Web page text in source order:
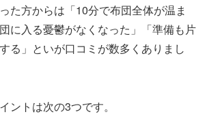
た方からは「10分で布団全体が温ま
に入る憂鬱がなくなった」「準備も片
る」といが口コミが数多くありまし
ントは次の3つです。